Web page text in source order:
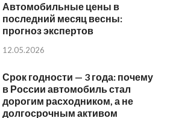
Автомобильные цены в
последний месяц весны:
прогноз экспертов
12.05.2026
Срок годности — 3 года: почему
в России автомобиль стал
дорогим расходником, а не
долгосрочным активом